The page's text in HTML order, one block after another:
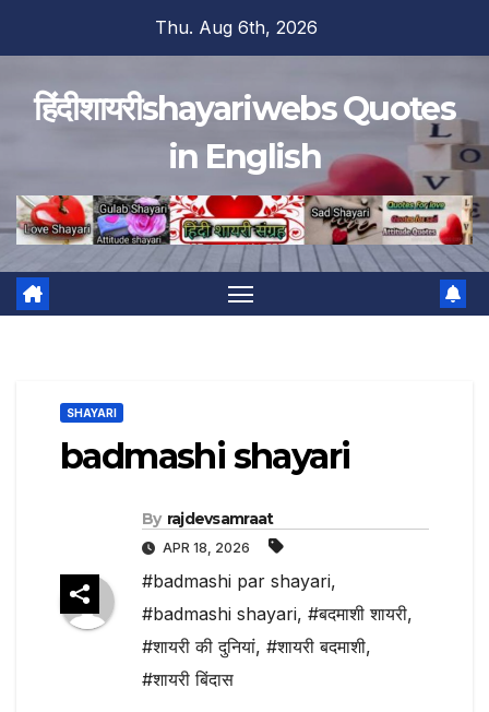
Thu. Aug 6th, 2026
हिंदीशायरीshayariwebs Quotes
in English
SHAYARI
badmashi shayari
By rajdevsamraat
APR 18, 2026
#badmashi par shayari,
#badmashi shayari, #बदमाशी शायरी,
#शायरी की दुनियां, #शायरी बदमाशी,
#शायरी बिंदास